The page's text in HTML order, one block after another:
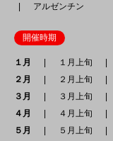
アルゼンチン
開催時期
１月 １月上旬
２月
２月上旬
３月
３月上旬
４月
４月上旬
５月
５月上旬